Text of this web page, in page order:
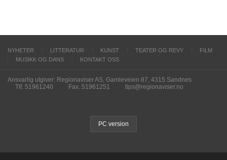
NYHETER LITTERATUR KUNST TEATER OG REVY
FILM
MUSIKK OG DANS
KONTAKT OSS
Ansvarlig utgiver: Regionaviser AS, Gamleveien 87, 4315 Sandnes
Tlf. 51961240
Fax. 51961251 tips@regionaviser.no
PC version